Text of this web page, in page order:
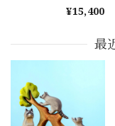
¥15,400
最